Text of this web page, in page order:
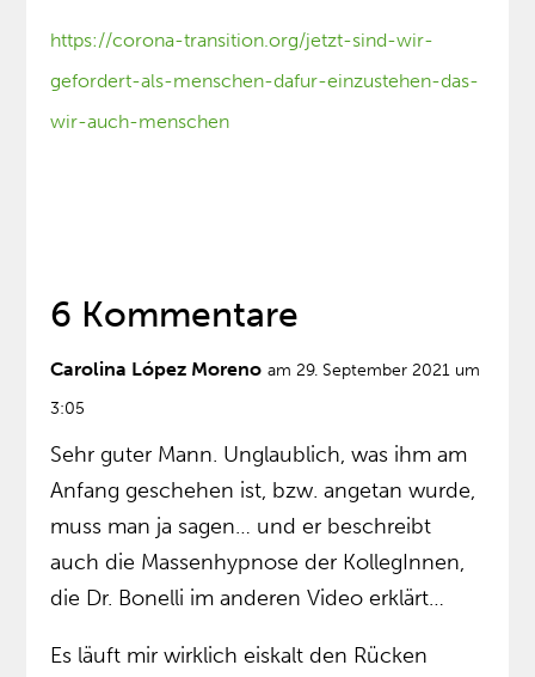
https://corona-transition.org/jetzt-sind-wir-
gefordert-als-menschen-dafur-einzustehen-das-
wir-auch-menschen
6 Kommentare
Carolina López Moreno am 29. September 2021 um
3:05
Sehr guter Mann. Unglaublich, was ihm am
Anfang geschehen ist, bzw. angetan wurde,
muss man ja sagen… und er beschreibt
auch die Massenhypnose der KollegInnen,
die Dr. Bonelli im anderen Video erklärt…
Es läuft mir wirklich eiskalt den Rücken